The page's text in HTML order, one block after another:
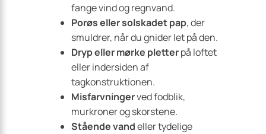
fange vind og regnvand.
Porøs eller solskadet pap, der
smuldrer, når du gnider let på den.
Dryp eller mørke pletterpå loftet
eller indersiden af
tagkonstruktionen.
Misfarvningerved fodblik,
murkroner og skorstene.
Stående vandeller tydelige